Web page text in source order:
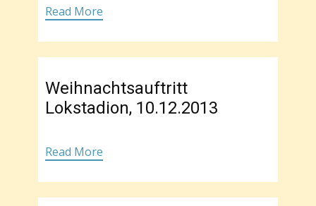
Read More
Weihnachtsauftritt
Lokstadion, 10.12.2013
Read More